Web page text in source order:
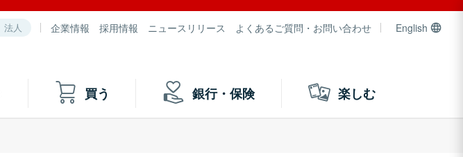
法人 企業情報 採用情報 ニュースリリース よくあるご質問・お問い合わせ English
買う 銀行・保険 楽しむ